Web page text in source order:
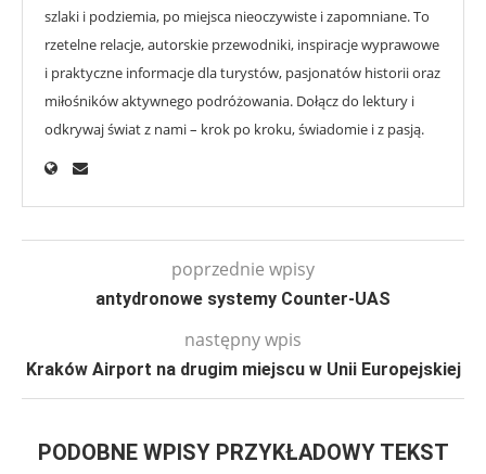
szlaki i podziemia, po miejsca nieoczywiste i zapomniane. To
rzetelne relacje, autorskie przewodniki, inspiracje wyprawowe
i praktyczne informacje dla turystów, pasjonatów historii oraz
miłośników aktywnego podróżowania. Dołącz do lektury i
odkrywaj świat z nami – krok po kroku, świadomie i z pasją.
poprzednie wpisy
antydronowe systemy Counter-UAS
następny wpis
Kraków Airport na drugim miejscu w Unii Europejskiej
PODOBNE WPISY PRZYKŁADOWY TEKST